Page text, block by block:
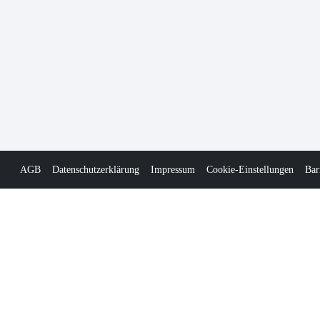
AGB Datenschutzerklärung Impressum Cookie-Einstellungen